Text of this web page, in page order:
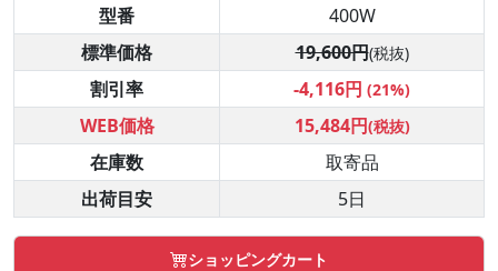
型番
400W
標準価格
19,600円(税抜)
割引率 -4,116円 (21%)
WEB価格 15,484円(税抜)
在庫数
取寄品
出荷目安
5日
ショッピングカート